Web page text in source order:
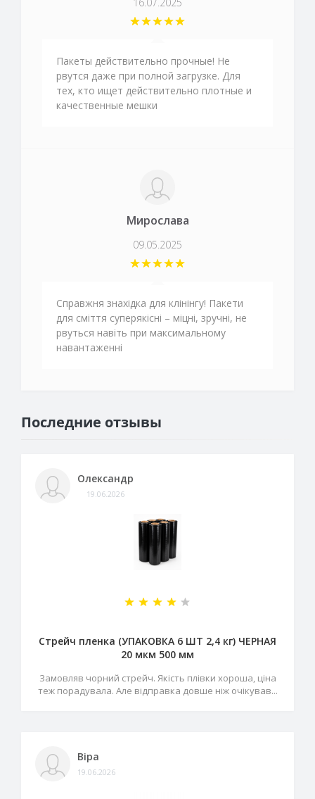
Пакеты действительно прочные! Не
рвутся даже при полной загрузке. Для
тех, кто ищет действительно плотные и
качественные мешки
Мирослава
09.05.2025
Справжня знахідка для клінінгу! Пакети
для сміття суперякісні – міцні, зручні, не
рвуться навіть при максимальному
навантаженні
Последние отзывы
Олександр
19.06.2026
Стрейч пленка (УПАКОВКА 6 ШТ 2,4 кг) ЧЕРНАЯ
20 мкм 500 мм
Замовляв чорний стрейч. Якість плівки хороша, ціна
теж порадувала. Але відправка довше ніж очікував...
Віра
19.06.2026